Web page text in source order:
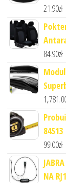
21.90zł
84.90zł
84513
99.00zł
NA